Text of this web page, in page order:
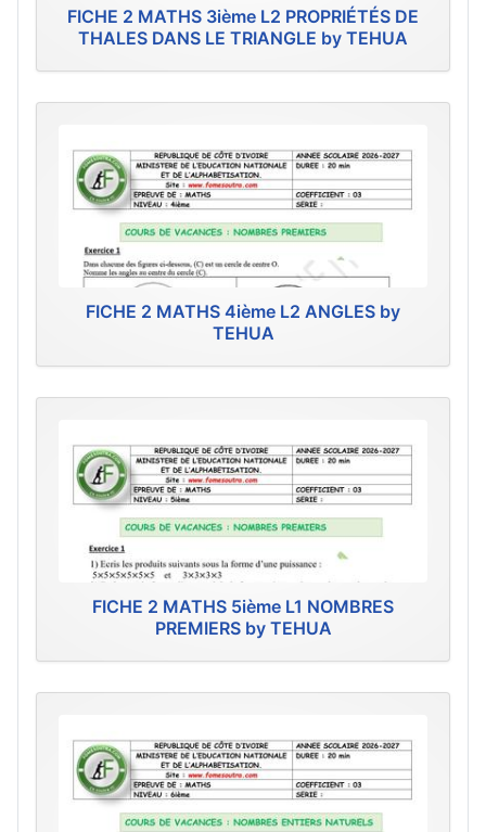
FICHE 2 MATHS 3ième L2 PROPRIÉTÉS DE
THALES DANS LE TRIANGLE by TEHUA
FICHE 2 MATHS 4ième L2 ANGLES by
TEHUA
FICHE 2 MATHS 5ième L1 NOMBRES
PREMIERS by TEHUA